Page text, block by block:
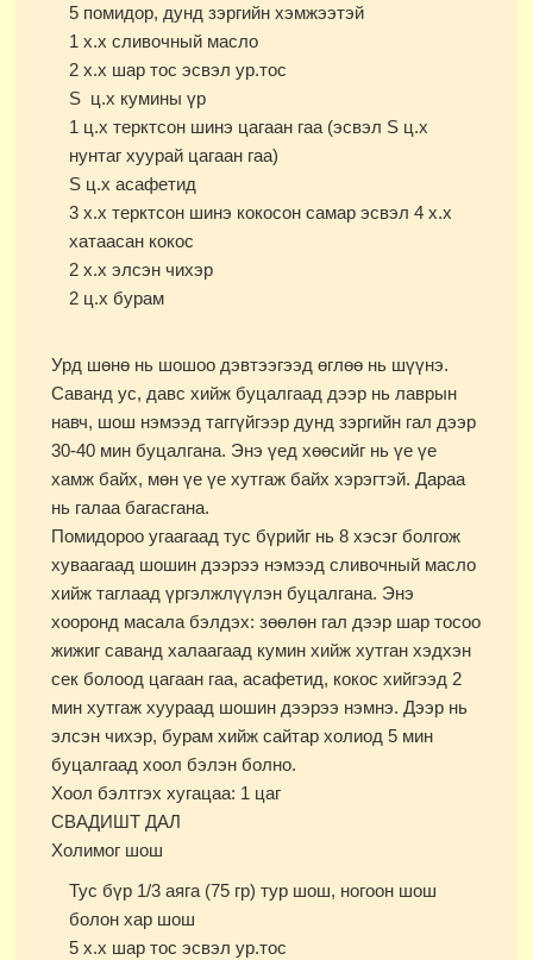
5 помидор, дунд зэргийн хэмжээтэй
1 х.х сливочный масло
2 х.х шар тос эсвэл ур.тос
Ѕ ц.х кумины үр
1 ц.х терктсон шинэ цагаан гаа (эсвэл Ѕ ц.х
нунтаг хуурай цагаан гаа)
Ѕ ц.х асафетид
3 х.х терктсон шинэ кокосон самар эсвэл 4 х.х
хатаасан кокос
2 х.х элсэн чихэр
2 ц.х бурам
Урд шөнө нь шошоо дэвтээгээд өглөө нь шүүнэ.
Саванд ус, давс хийж буцалгаад дээр нь лаврын
навч, шош нэмээд таггүйгээр дунд зэргийн гал дээр
30-40 мин буцалгана. Энэ үед хөөсийг нь үе үе
хамж байх, мөн үе үе хутгаж байх хэрэгтэй. Дараа
нь галаа багасгана.
Помидороо угаагаад тус бүрийг нь 8 хэсэг болгож
хуваагаад шошин дээрээ нэмээд сливочный масло
хийж таглаад үргэлжлүүлэн буцалгана. Энэ
хооронд масала бэлдэх: зөөлөн гал дээр шар тосоо
жижиг саванд халаагаад кумин хийж хутган хэдхэн
сек болоод цагаан гаа, асафетид, кокос хийгээд 2
мин хутгаж хуураад шошин дээрээ нэмнэ. Дээр нь
элсэн чихэр, бурам хийж сайтар холиод 5 мин
буцалгаад хоол бэлэн болно.
Хоол бэлтгэх хугацаа: 1 цаг
СВАДИШТ ДАЛ
Холимог шош
Тус бүр 1/3 аяга (75 гр) тур шош, ногоон шош
болон хар шош
5 х.х шар тос эсвэл ур.тос